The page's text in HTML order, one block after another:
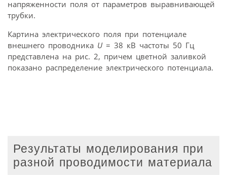
напряженности поля от параметров выравнивающей
трубки.
Картина электрического поля при потенциале
внешнего проводника U= 38 кВ частоты 50 Гц
представлена на рис. 2, причем цветной заливкой
показано распределение электрического потенциала.
Результаты моделирования при
разной проводимости материала